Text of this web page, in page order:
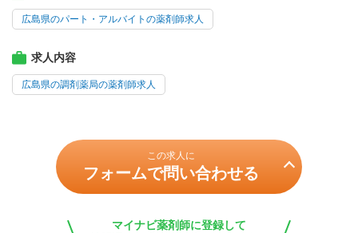
広島県のパート・アルバイトの薬剤師求人
求人内容
広島県の調剤薬局の薬剤師求人
この求人に
フォームで問い合わせる
マイナビ薬剤師に登録して